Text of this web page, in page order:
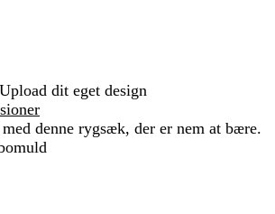
Upload dit eget design
denne rygsæk, der er nem at bære.